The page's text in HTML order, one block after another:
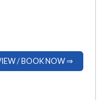
/ BOOK NOW ⇒